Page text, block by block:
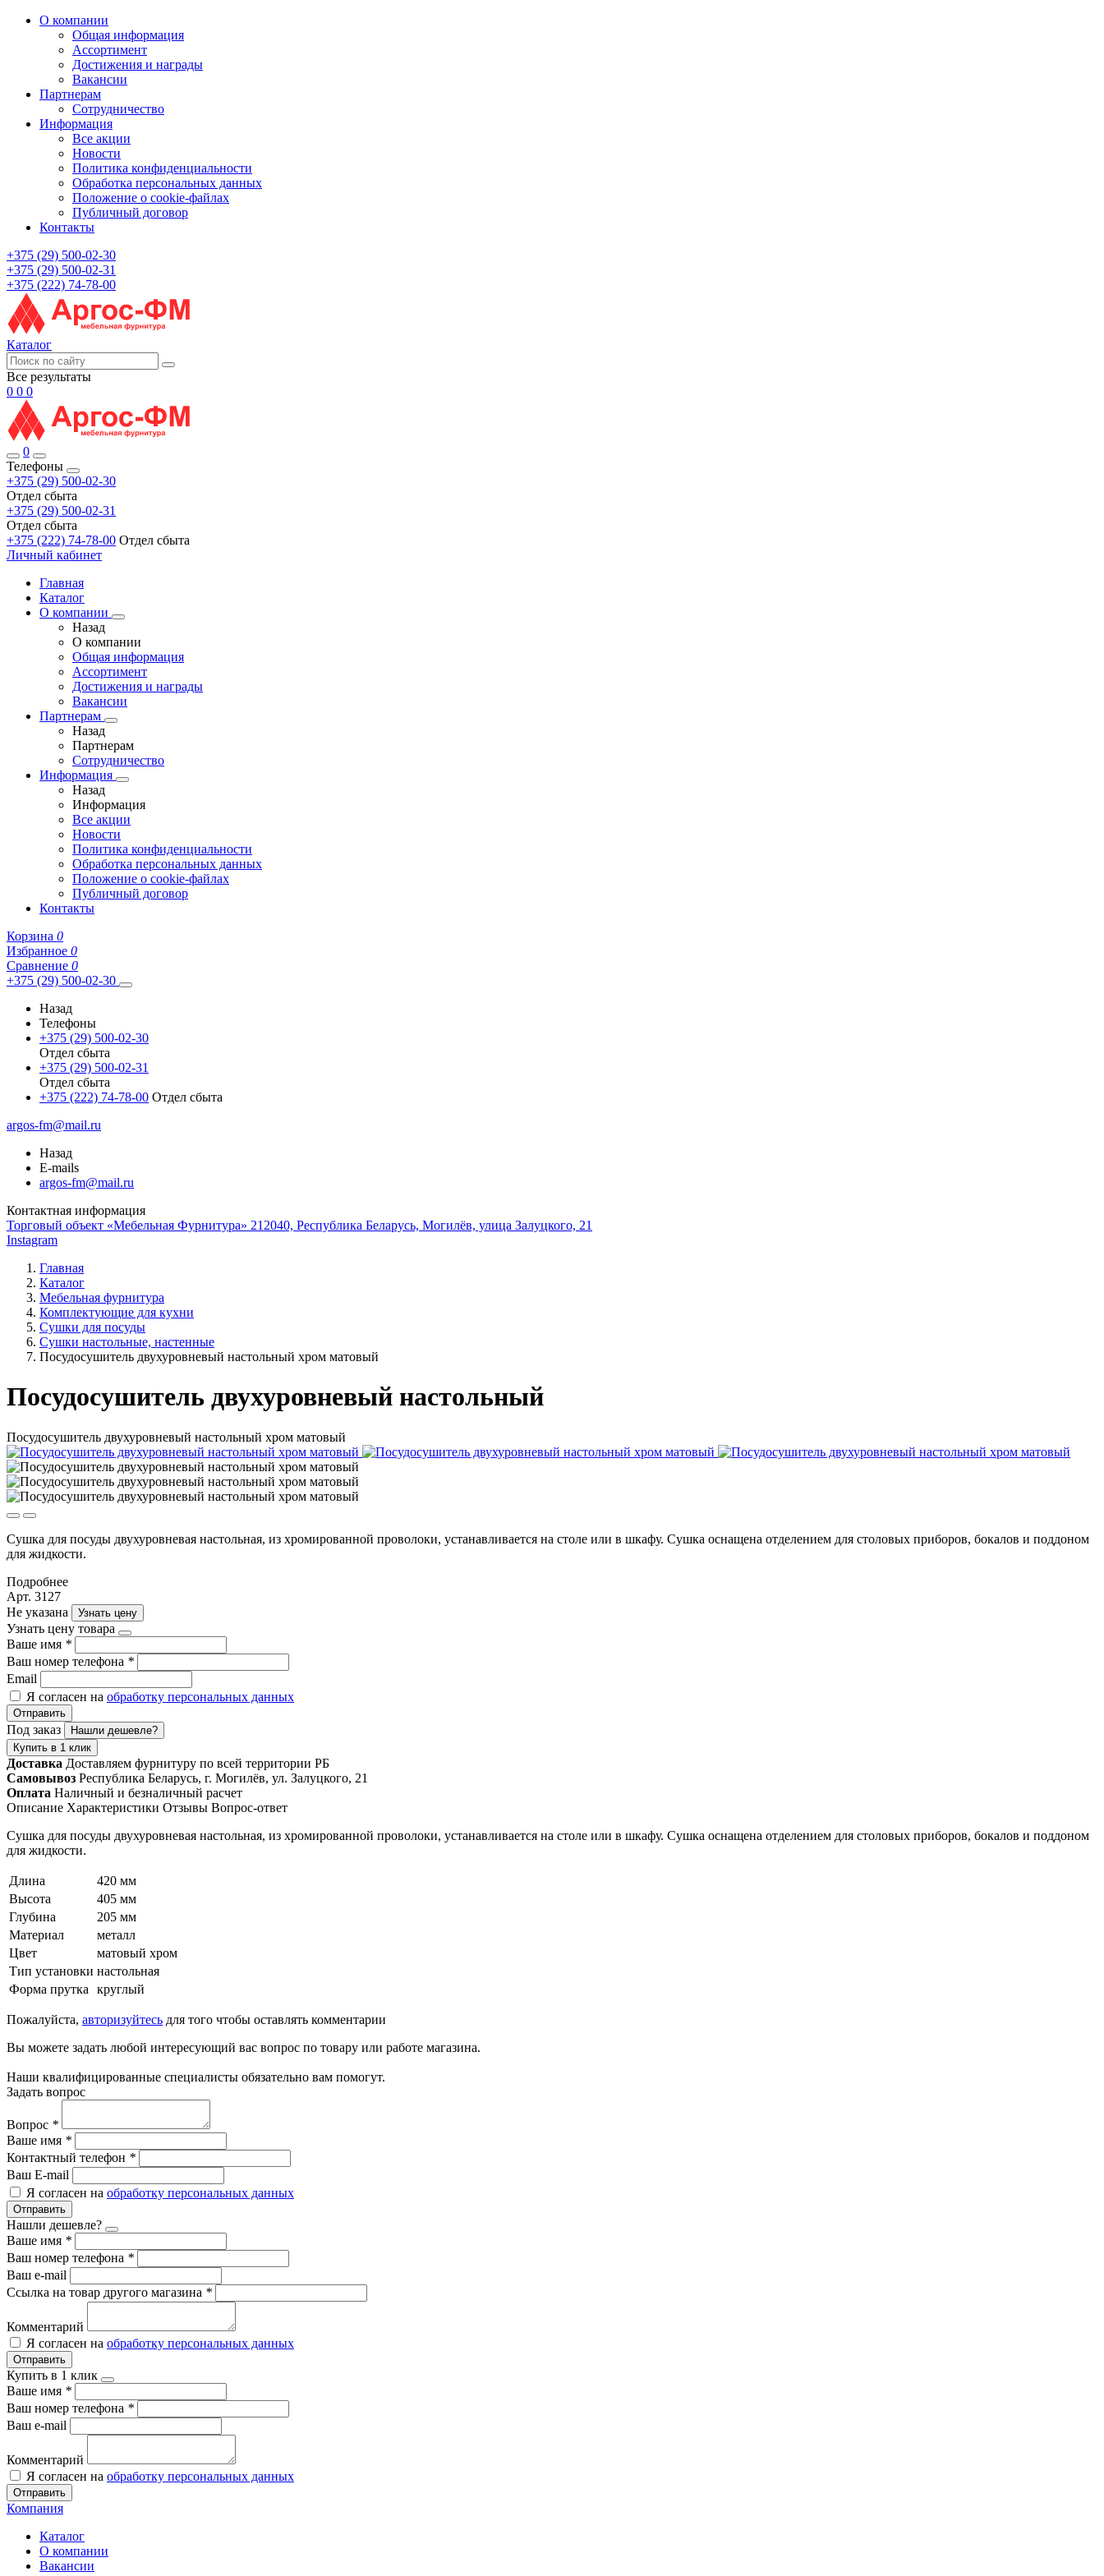
О компании
Общая информация
Ассортимент
Достижения и награды
Вакансии
Партнерам
Сотрудничество
Информация
Все акции
Новости
Политика конфиденциальности
Обработка персональных данных
Положение о cookie-файлах
Публичный договор
Контакты
+375 (29) 500-02-30
+375 (29) 500-02-31
+375 (222) 74-78-00
Каталог
Все результаты
0 0 0
0
Телефоны
+375 (29) 500-02-30
Отдел сбыта
+375 (29) 500-02-31
Отдел сбыта
+375 (222) 74-78-00 Отдел сбыта
Личный кабинет
Главная
Каталог
О компании
Назад
О компании
Общая информация
Ассортимент
Достижения и награды
Вакансии
Партнерам
Назад
Партнерам
Сотрудничество
Информация
Назад
Информация
Все акции
Новости
Политика конфиденциальности
Обработка персональных данных
Положение о cookie-файлах
Публичный договор
Контакты
Корзина 0
Избранное 0
Сравнение 0
+375 (29) 500-02-30
Назад
Телефоны
+375 (29) 500-02-30
Отдел сбыта
+375 (29) 500-02-31
Отдел сбыта
+375 (222) 74-78-00 Отдел сбыта
argos-fm@mail.ru
Назад
E-mails
argos-fm@mail.ru
Контактная информация
Торговый объект «Мебельная Фурнитура» 212040, Республика Беларусь, Могилёв, улица Залуцкого, 21
Instagram
Главная
Каталог
Мебельная фурнитура
Комплектующие для кухни
Сушки для посуды
Сушки настольные, настенные
Посудосушитель двухуровневый настольный хром матовый
Посудосушитель двухуровневый настольный
Посудосушитель двухуровневый настольный хром матовый
Сушка для посуды двухуровневая настольная, из хромированной проволоки, устанавливается на столе или в шкафу. Сушка оснащена отделением для столовых приборов, бокалов и поддоном
для жидкости.
Подробнее
Арт. 3127
Не указана
Узнать цену
Узнать цену товара
Ваше имя *
Ваш номер телефона *
Email
Я согласен на обработку персональных данных
Отправить
Под заказ
Нашли дешевле?
Купить в 1 клик
Доставка Доставляем фурнитуру по всей территории РБ
Самовывоз Республика Беларусь, г. Могилёв, ул. Залуцкого, 21
Оплата Наличный и безналичный расчет
Описание Характеристики Отзывы Вопрос-ответ
Сушка для посуды двухуровневая настольная, из хромированной проволоки, устанавливается на столе или в шкафу. Сушка оснащена отделением для столовых приборов, бокалов и поддоном
для жидкости.
Длина
420 мм
Высота
405 мм
Глубина
205 мм
Материал
металл
Цвет
матовый хром
Тип установки настольная
Форма прутка
круглый
Пожалуйста, авторизуйтесь для того чтобы оставлять комментарии
Вы можете задать любой интересующий вас вопрос по товару или работе магазина.
Наши квалифицированные специалисты обязательно вам помогут.
Задать вопрос
Вопрос *
Ваше имя *
Контактный телефон *
Ваш E-mail
Я согласен на обработку персональных данных
Отправить
Нашли дешевле?
Ваше имя *
Ваш номер телефона *
Ваш e-mail
Ссылка на товар другого магазина *
Комментарий
Я согласен на обработку персональных данных
Отправить
Купить в 1 клик
Ваше имя *
Ваш номер телефона *
Ваш e-mail
Комментарий
Я согласен на обработку персональных данных
Отправить
Компания
Каталог
О компании
Вакансии